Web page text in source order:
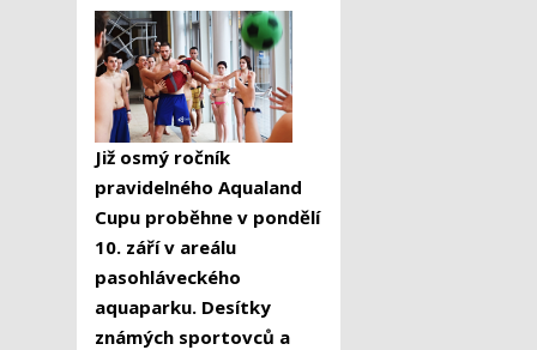
Již osmý ročník
pravidelného Aqualand
Cupu proběhne v pondělí
10. září v areálu
pasohláveckého
aquaparku. Desítky
známých sportovců a